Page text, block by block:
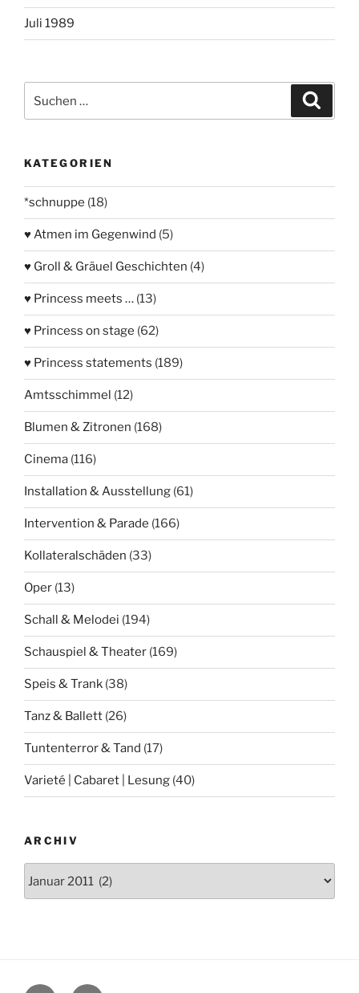
Juli 1989
nach:
KATEGORIEN
*schnuppe (18)
♥ Atmen im Gegenwind (5)
♥ Groll & Gräuel Geschichten (4)
♥ Princess meets … (13)
♥ Princess on stage (62)
♥ Princess statements (189)
Amtsschimmel (12)
Blumen & Zitronen (168)
Cinema (116)
Installation & Ausstellung (61)
Intervention & Parade (166)
Kollateralschäden (33)
Oper (13)
Schall & Melodei (194)
Schauspiel & Theater (169)
Speis & Trank (38)
Tanz & Ballett (26)
Tuntenterror & Tand (17)
Varieté | Cabaret | Lesung (40)
ARCHIV